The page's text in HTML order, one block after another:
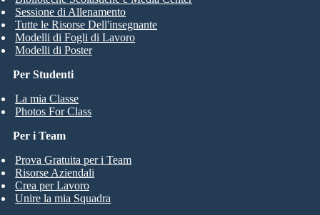
Per Studenti
La mia Classe
Photos For Class
Sessione di Allenamento
Tutte le Risorse Dell'insegnante
Modelli di Fogli di Lavoro
Modelli di Poster
Per i Team
Prova Gratuita per i Team
Risorse Aziendali
Crea per Lavoro
Unire la mia Squadra